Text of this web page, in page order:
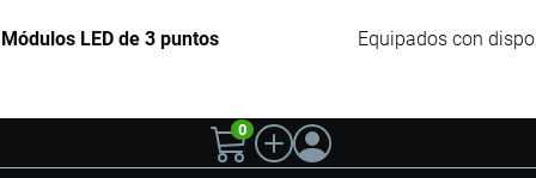
Módulos LED de 3 puntos Equipados con
0